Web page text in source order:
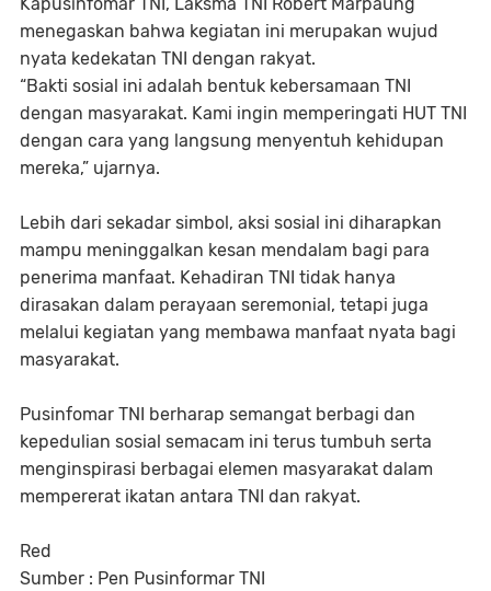
menegaskan bahwa kegiatan ini merupakan wujud
nyata kedekatan TNI dengan rakyat.
“Bakti sosial ini adalah bentuk kebersamaan TNI
dengan masyarakat. Kami ingin memperingati HUT TNI
dengan cara yang langsung menyentuh kehidupan
mereka,” ujarnya.
Lebih dari sekadar simbol, aksi sosial ini diharapkan
mampu meninggalkan kesan mendalam bagi para
penerima manfaat. Kehadiran TNI tidak hanya
dirasakan dalam perayaan seremonial, tetapi juga
melalui kegiatan yang membawa manfaat nyata bagi
masyarakat.
Pusinfomar TNI berharap semangat berbagi dan
kepedulian sosial semacam ini terus tumbuh serta
menginspirasi berbagai elemen masyarakat dalam
mempererat ikatan antara TNI dan rakyat.
Red
Sumber : Pen Pusinformar TNI